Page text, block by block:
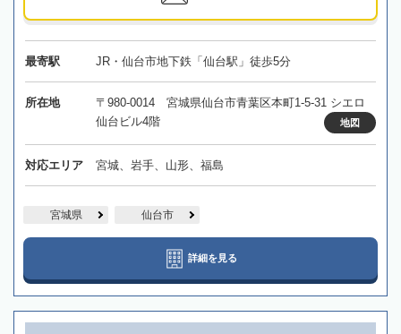
最寄駅 JR・仙台市地下鉄「仙台駅」徒歩5分
所在地
〒980-0014 宮城県仙台市青葉区本町1-5-31 シエロ
仙台ビル4階
地図
対応エリア 宮城、岩手、山形、福島
宮城県 仙台市
詳細を見る